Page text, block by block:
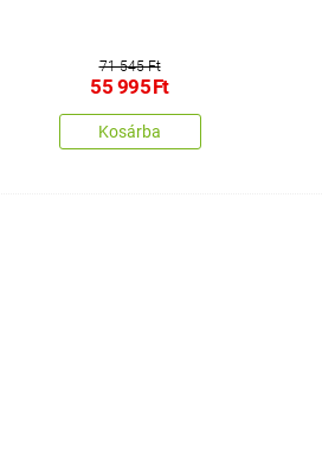
71 545 Ft
55 995Ft
Kosárba